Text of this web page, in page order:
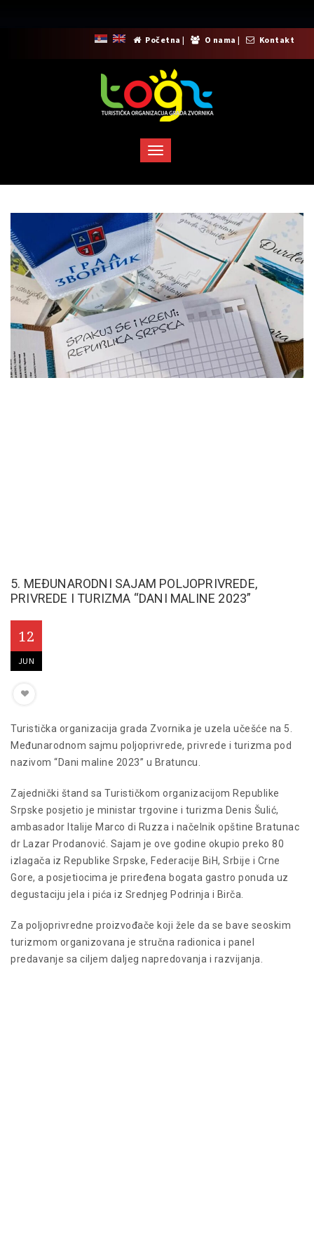
Početna | O nama | Kontakt
Toggle
5. MEĐUNARODNI SAJAM POLJOPRIVREDE,
PRIVREDE I TURIZMA “DANI MALINE 2023”
12
JUN
Turistička organizacija grada Zvornika je uzela učešće na 5.
Međunarodnom sajmu poljoprivrede, privrede i turizma pod
nazivom “Dani maline 2023” u Bratuncu.
Zajednički štand sa Turističkom organizacijom Republike
Srpske posjetio je ministar trgovine i turizma Denis Šulić,
ambasador Italije Marco di Ruzza i načelnik opštine Bratunac
dr Lazar Prodanović. Sajam je ove godine okupio preko 80
izlagača iz Republike Srpske, Federacije BiH, Srbije i Crne
Gore, a posjetiocima je priređena bogata gastro ponuda uz
degustaciju jela i pića iz Srednjeg Podrinja i Birča.
Za poljoprivredne proizvođače koji žele da se bave seoskim
turizmom organizovana je stručna radionica i panel
predavanje sa ciljem daljeg napredovanja i razvijanja.